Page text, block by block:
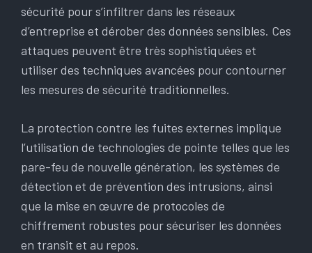
sécurité pour s’infiltrer dans les réseaux
d’entreprise et dérober des données sensibles. Ces
attaques peuvent être très sophistiquées et
utiliser des techniques avancées pour contourner
les mesures de sécurité traditionnelles.
La protection contre les fuites externes implique
l’utilisation de technologies de pointe telles que les
pare-feu de nouvelle génération, les systèmes de
détection et de prévention des intrusions, ainsi
que la mise en œuvre de protocoles de
chiffrement robustes pour sécuriser les données
en transit et au repos.